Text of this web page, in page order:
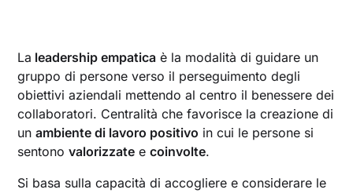
I vantaggi della leadership empatica in
azienda
L’azienda empatica può esistere
La trasformazione parte da HR
Cosa cercano oggi i dipendenti delle aziende
costruzione di aziende competitive
La leadership empatica è la modalità di guidare un
gruppo di persone verso il perseguimento degli
obiettivi aziendali mettendo al centro il benessere dei
collaboratori. Centralità che favorisce la creazione di
unambiente di lavoro positivo in cui le persone si
sentonovalorizzate ecoinvolte.
Si basa sulla capacità di accogliere e considerare le